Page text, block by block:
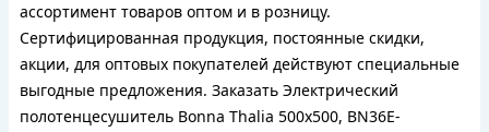
ассортимент товаров оптом и в розницу.
Сертифицированная продукция, постоянные скидки,
акции, для оптовых покупателей действуют специальные
выгодные предложения. Заказать Электрический
полотенцесушитель Bonna Thalia 500x500, BN36E-